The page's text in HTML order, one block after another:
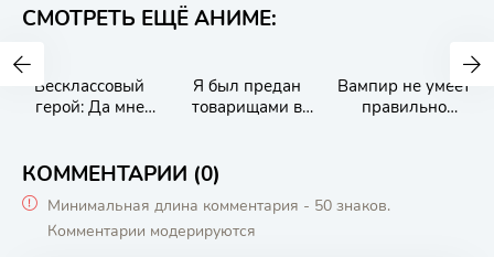
СМОТРЕТЬ ЕЩЁ АНИМЕ:
Бесклассовый
герой: Да мне
умения
Я был предан
товарищами в
благодаря
своему навыку
«Бесконечная
гача» я обрёл
Вампир не умеет
правильно
КОММЕНТАРИИ (0)
Минимальная длина комментария - 50 знаков.
Комментарии модерируются